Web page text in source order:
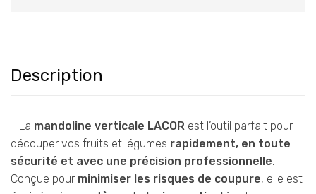
Description
La mandoline verticale LACOR est l’outil parfait pour
découper vos fruits et légumes rapidement, en toute
sécurité et avec une précision professionnelle
Conçue pour minimiser les risques de coupure, elle est